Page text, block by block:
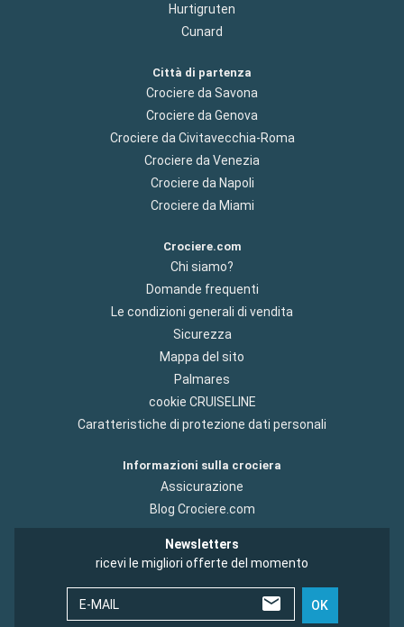
Hurtigruten
Cunard
Città di partenza
Crociere da Savona
Crociere da Genova
Crociere da Civitavecchia-Roma
Crociere da Venezia
Crociere da Napoli
Crociere da Miami
Crociere.com
Chi siamo?
Domande frequenti
Le condizioni generali di vendita
Sicurezza
Mappa del sito
Palmares
cookie CRUISELINE
Caratteristiche di protezione dati personali
Informazioni sulla crociera
Assicurazione
Blog Crociere.com
Newsletters
ricevi le migliori offerte del momento
E-MAIL OK